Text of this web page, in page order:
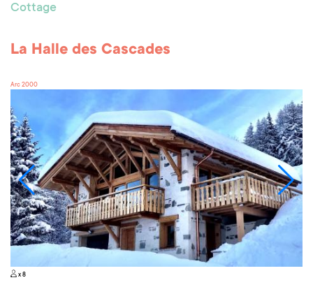
Cottage
La Halle des Cascades
Arc 2000
x 8